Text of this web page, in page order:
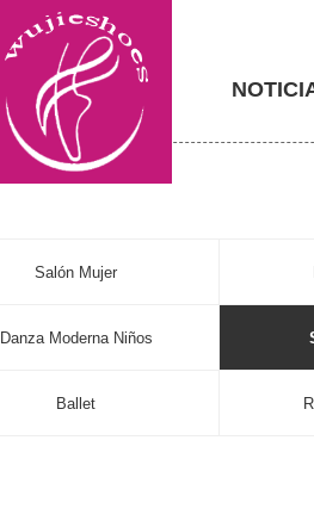
Salón Mujer
Danza Moderna Niños
Ballet